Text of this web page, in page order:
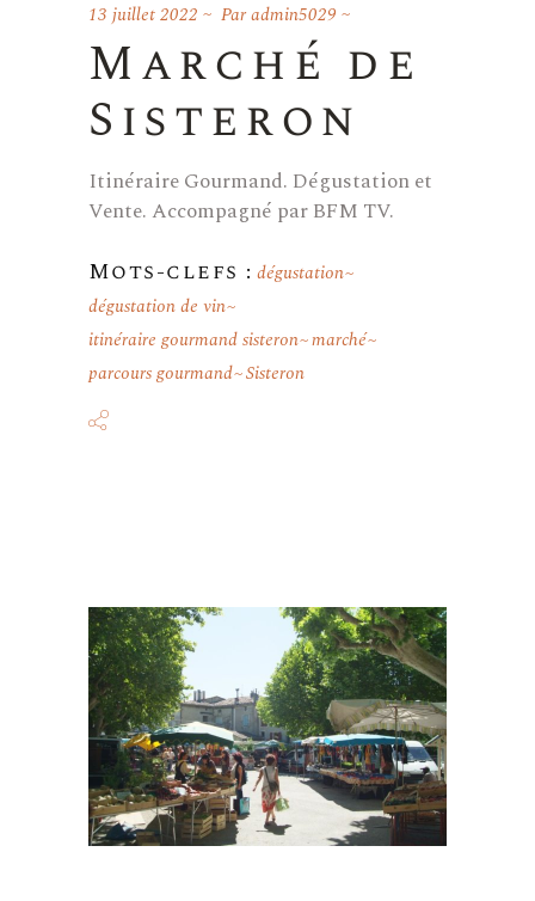
13 juillet 2022 Paradmin5029
Marché de
Sisteron
Itinéraire Gourmand. Dégustation et
Vente. Accompagné par BFM TV.
Mots-clefs : dégustation
dégustation de vin
itinéraire gourmand sisteron marché
parcours gourmand Sisteron